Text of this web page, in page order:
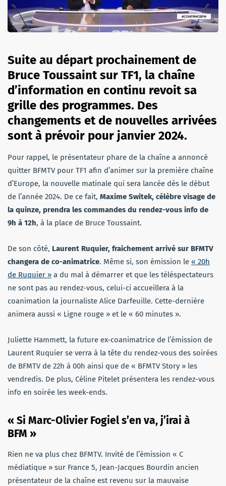
Suite au départ prochainement de
Bruce Toussaint sur TF1, la chaîne
d’information en continu revoit sa
grille des programmes. Des
changements et de nouvelles arrivées
sont à prévoir pour janvier 2024.
Pour rappel, le présentateur phare de la chaîne a annoncé
quitter BFMTV pour TF1 afin d’animer sur la première chaîne
d’Europe, la nouvelle matinale qui sera lancée dès le début
de l’année 2024. De ce fait, Maxime Switek, célèbre visage de
la quinze, prendra les commandes du rendez-vous info de
9h à 12h, à la place de Bruce Toussaint.
De son côté, Laurent Ruquier, fraichement arrivé sur BFMTV
changera de co-animatrice. Même si, son émission le « 20h
de Ruquier » a du mal à démarrer et que les téléspectateurs
ne sont pas au rendez-vous, celui-ci accueillera à la
coanimation la journaliste Alice Darfeuille. Cette-dernière
animera aussi « Ligne rouge » et le « 60 minutes ».
Juliette Hammett, la future ex-coanimatrice de l’émission de
Laurent Ruquier se verra à la tête du rendez-vous des soirées
de BFMTV de 22h à 00h ainsi que de « BFMTV Story » les
vendredis. De plus, Céline Pitelet présentera les rendez-vous
info en soirée les week-ends.
« Si Marc-Olivier Fogiel s’en va, j’irai à
BFM »
Rien ne va plus chez BFMTV. Invité de l’émission « C
médiatique » sur France 5, Jean-Jacques Bourdin ancien
présentateur de la chaîne est revenu sur la mauvaise